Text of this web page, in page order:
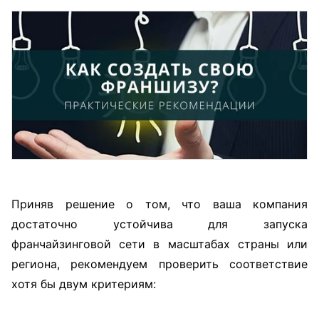
Приняв решение о том, что ваша компания
достаточно устойчива для запуска
франчайзинговой сети в масштабах страны или
региона, рекомендуем проверить соответствие
хотя бы двум критериям: